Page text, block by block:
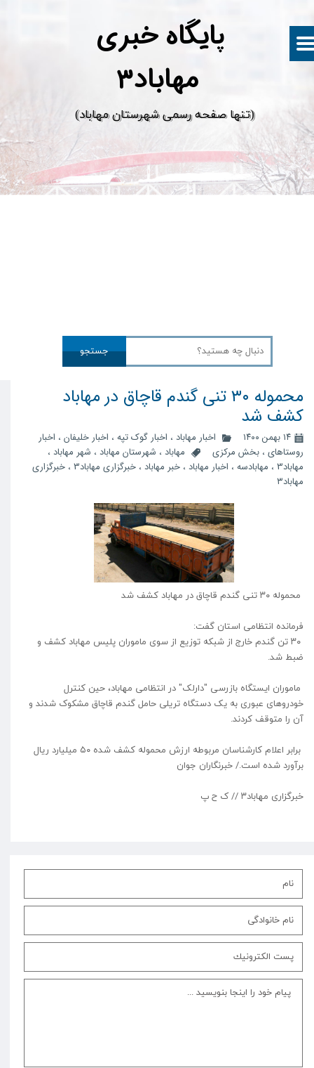
پایگاه خبری
​(تنها صفحه رسمی شهرستان مهاباد)
جستجو
محموله ۳۰ تنی گندم قاچاق در مهاباد
کشف شد
۱۴ بهمن ۱۴۰۰ اخبار مهاباد ، اخبار گوک تپه ، اخبار خلیفان ، اخبار
روستاهای ، بخش مرکزی مهاباد ، شهرستان مهاباد ، شهر مهاباد ،
مهاباد3
، مهابادسه ، اخبار مهاباد ، خبر مهاباد ، خبرگزاری مهاباد3 ، خبرگزاری
مهاباد۳
محموله ۳۰ تنی گندم قاچاق در مهاباد کشف شد
فرمانده انتظامی استان گفت:
۳۰ تن گندم خارج از شبکه توزیع از سوی ماموران پلیس مهاباد کشف و
ضبط شد.
ماموران ایستگاه بازرسی "دارلک" در انتظامی مهاباد، حین کنترل
خودرو‌های عبوری به یک دستگاه تریلی حامل گندم قاچاق مشکوک شدند و
آن را متوقف کردند.
برابر اعلام کارشناسان مربوطه ارزش محموله کشف شده ۵۰ میلیارد ریال
برآورد شده است./ خبرنگاران جوان
خبرگزاری مهاباد۳ // ک ح پ